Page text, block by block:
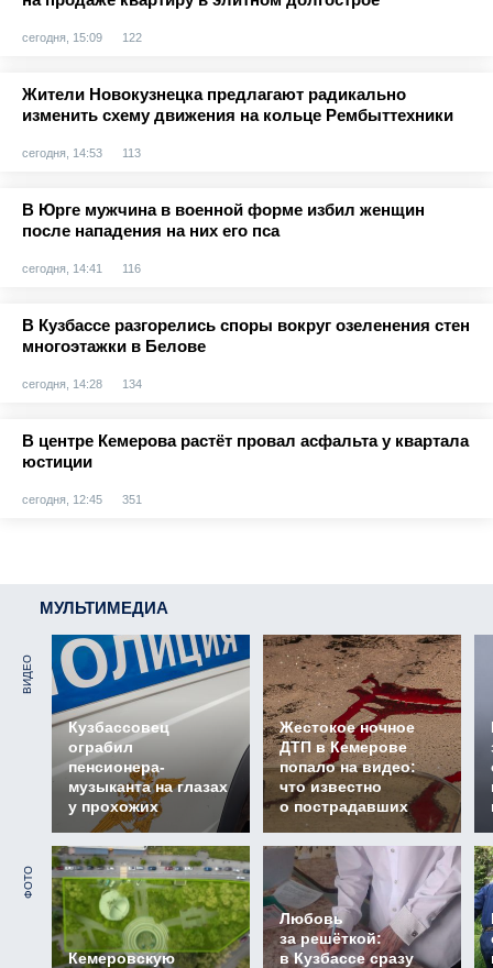
сегодня, 15:09 122
Жители Новокузнецка предлагают радикально
изменить схему движения на кольце Рембыттехники
сегодня, 14:53 113
В Юрге мужчина в военной форме избил женщин
после нападения на них его пса
сегодня, 14:41 116
В Кузбассе разгорелись споры вокруг озеленения стен
многоэтажки в Белове
сегодня, 14:28 134
В центре Кемерова растёт провал асфальта у квартала
юстиции
сегодня, 12:45 351
МУЛЬТИМЕДИА
ВИДЕО
Кузбассовец
ограбил
пенсионера-
музыканта на глазах
у прохожих
Жестокое ночное
ДТП в Кемерове
попало на видео:
что известно
о пострадавших
ФОТО
Кемеровскую
Любовь
за решёткой:
в Кузбассе сразу